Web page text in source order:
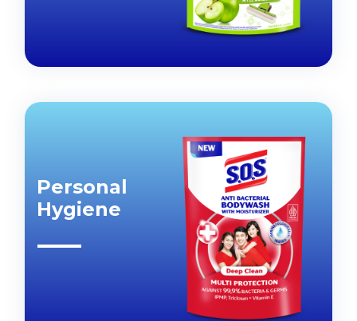
Personal
Hygiene